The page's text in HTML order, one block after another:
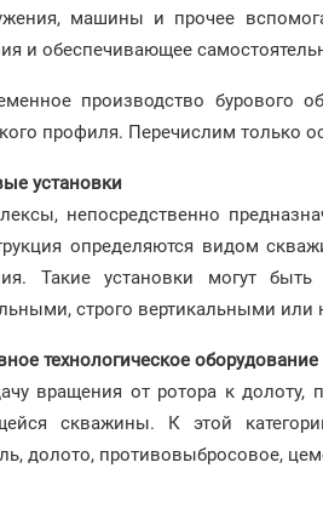
машины и прочее
и обеспечивающее
производство бурового
профиля. Перечислим только
установки
непосредственно
определяются видом
Такие установки могут
строго вертикальными или
технологическое оборудование
вращения от ротора к долоту,
скважины. К этой
долото, противовыбросовое,